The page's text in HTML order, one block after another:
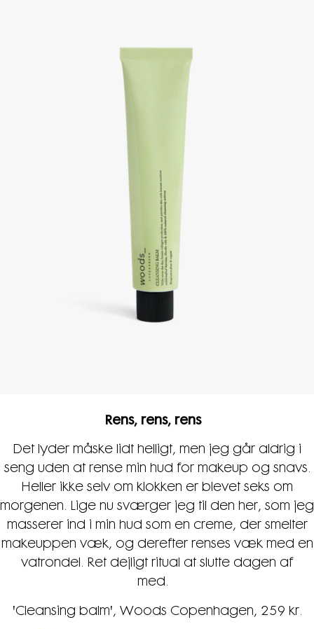
Rens, rens, rens
Det lyder måske lidt helligt, men jeg går aldrig i
seng uden at rense min hud for makeup og snavs.
Heller ikke selv om klokken er blevet seks om
morgenen. Lige nu sværger jeg til den her, som jeg
masserer ind i min hud som en creme, der smelter
makeuppen væk, og derefter renses væk med en
vatrondel. Ret dejligt ritual at slutte dagen af
med.
'Cleansing balm', Woods Copenhagen, 259 kr.